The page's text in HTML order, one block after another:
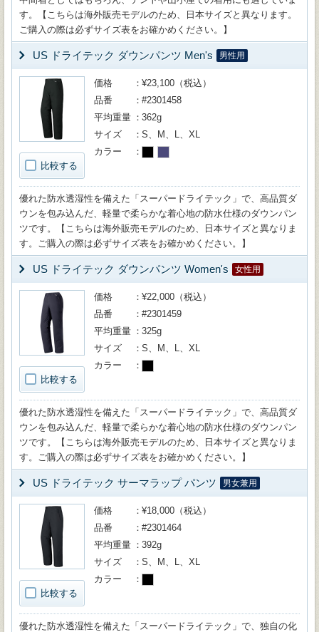
す。【こちらは海外販売モデルのため、日本サイズと異なります。
ご購入の際は必ずサイズ表をお確かめください。】
US ドライテック ダウンパンツ Men's 男性用
比較する
価格
¥23,100（税込）
品番
#2301458
平均重量
362g
サイズ
S、M、L、XL
カラー
優れた防水透湿性を備えた「スーパードライテック」で、高品質ダ
ウンを包み込んだ、軽量で柔らかな着心地の防水仕様のダウンパン
ツです。【こちらは海外販売モデルのため、日本サイズと異なりま
す。ご購入の際は必ずサイズ表をお確かめください。】
US ドライテック ダウンパンツ Women's 女性用
比較する
価格
¥22,000（税込）
品番
#2301459
平均重量
325g
サイズ
S、M、L、XL
カラー
優れた防水透湿性を備えた「スーパードライテック」で、高品質ダ
ウンを包み込んだ、軽量で柔らかな着心地の防水仕様のダウンパン
ツです。【こちらは海外販売モデルのため、日本サイズと異なりま
す。ご購入の際は必ずサイズ表をお確かめください。】
US ドライテック サーマラップ パンツ 男女兼用
比較する
価格
¥18,000（税込）
品番
#2301464
平均重量
392g
サイズ
S、M、L、XL
カラー
優れた防水透湿性を備えた「スーパードライテック」で、独自の化